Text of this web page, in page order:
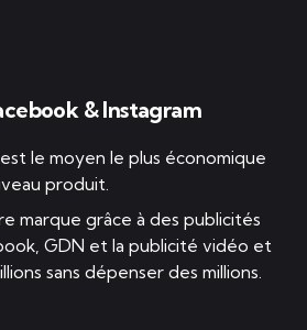
& Instagram
le moyen le plus économique
produit.
marque grâce à des publicités
GDN et la publicité vidéo et
sans dépenser des millions.